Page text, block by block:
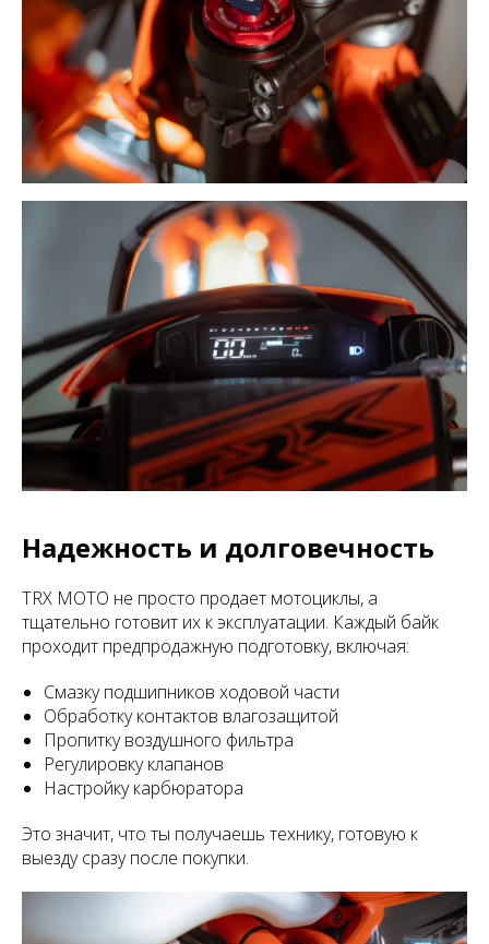
Надежность и долговечность
TRX MOTO не просто продает мотоциклы, а
тщательно готовит их к эксплуатации. Каждый байк
проходит предпродажную подготовку, включая:
Смазку подшипников ходовой части
Обработку контактов влагозащитой
Пропитку воздушного фильтра
Регулировку клапанов
Настройку карбюратора
Это значит, что ты получаешь технику, готовую к
выезду сразу после покупки.